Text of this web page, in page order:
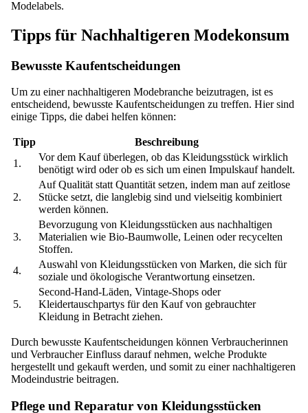
Modelabels.
Tipps für Nachhaltigeren Modekonsum
Bewusste Kaufentscheidungen
Um zu einer nachhaltigeren Modebranche beizutragen, ist es
entscheidend, bewusste Kaufentscheidungen zu treffen. Hier sind
einige Tipps, die dabei helfen können:
Tipp
Beschreibung
1.
Vor dem Kauf überlegen, ob das Kleidungsstück wirklich
benötigt wird oder ob es sich um einen Impulskauf handelt.
2.
Auf Qualität statt Quantität setzen, indem man auf zeitlose
Stücke setzt, die langlebig sind und vielseitig kombiniert
werden können.
3.
Bevorzugung von Kleidungsstücken aus nachhaltigen
Materialien wie Bio-Baumwolle, Leinen oder recycelten
Stoffen.
4.
Auswahl von Kleidungsstücken von Marken, die sich für
soziale und ökologische Verantwortung einsetzen.
5.
Second-Hand-Läden, Vintage-Shops oder
Kleidertauschpartys für den Kauf von gebrauchter
Kleidung in Betracht ziehen.
Durch bewusste Kaufentscheidungen können Verbraucherinnen
und Verbraucher Einfluss darauf nehmen, welche Produkte
hergestellt und gekauft werden, und somit zu einer nachhaltigeren
Modeindustrie beitragen.
Pflege und Reparatur von Kleidungsstücken